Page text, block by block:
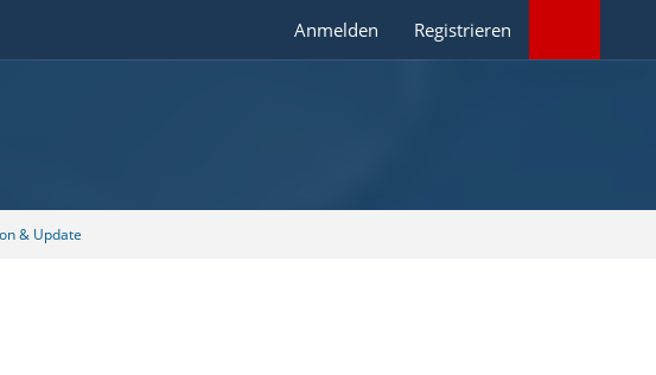
Anmelden Registrieren
& Update